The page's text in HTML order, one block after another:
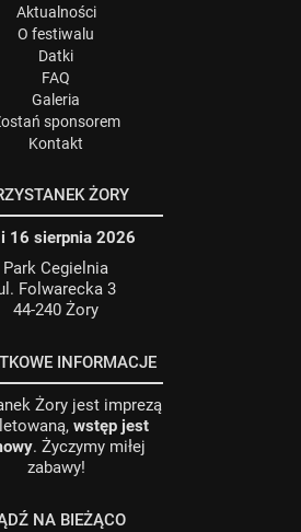
Aktualności
O festiwalu
Datki
FAQ
Galeria
sponsorem
Kontakt
ŻORY
16 sierpnia 2026
Park Cegielnia
Folwarecka 3
44-240 Żory
INFORMACJE
Żory jest imprezą
wstęp jest
. Życzymy miłej
zabawy!
NA BIEŻĄCO